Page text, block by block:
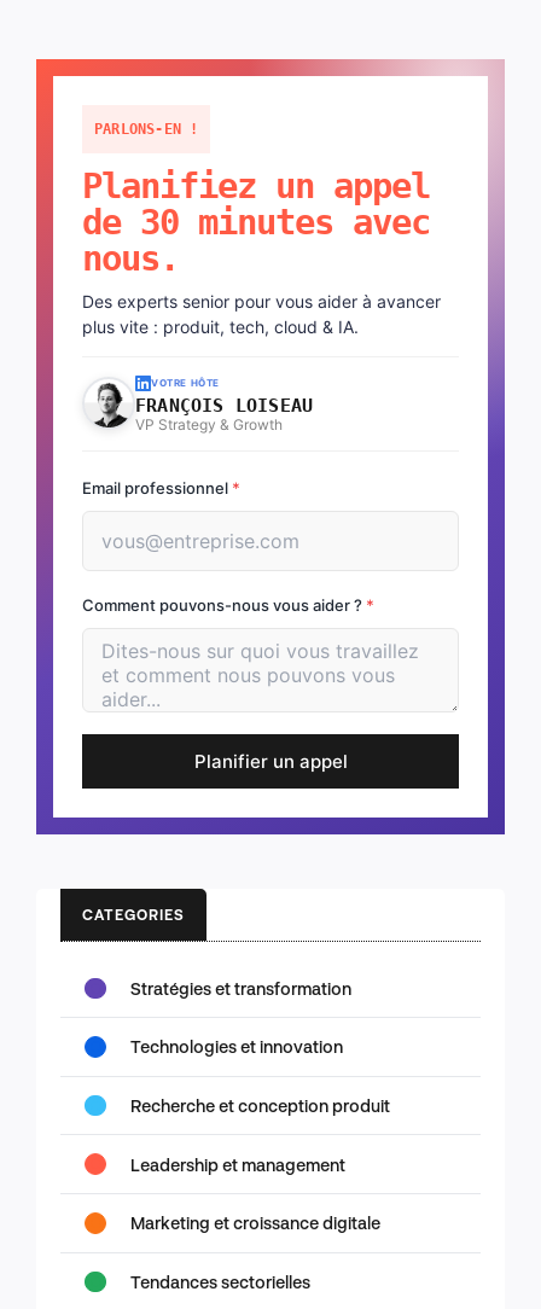
PARLONS-EN !
Planifiez un appel
de 30 minutes avec
nous.
Des experts senior pour vous aider à avancer
plus vite : produit, tech, cloud & IA.
VOTRE HÔTE
FRANÇOIS LOISEAU
VP Strategy & Growth
Email professionnel *
Comment pouvons-nous vous aider ? *
Planifier un appel
CATEGORIES
Stratégies et transformation
Technologies et innovation
Recherche et conception produit
Leadership et management
Marketing et croissance digitale
Tendances sectorielles